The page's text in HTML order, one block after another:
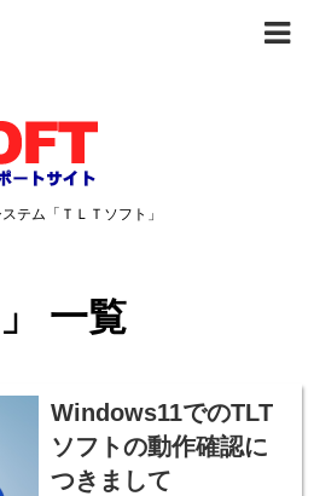
テム「ＴＬＴソフト」
一覧
Windows11でのTLT
ソフトの動作確認に
つきまして